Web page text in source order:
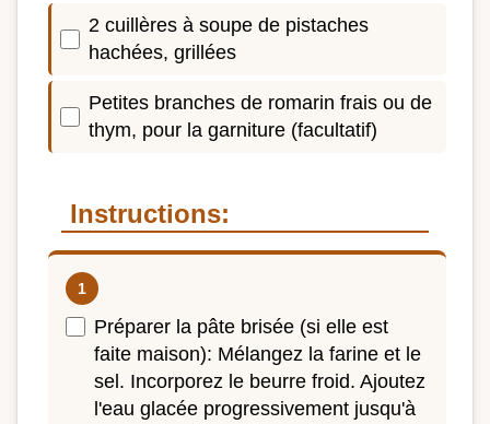
2 cuillères à soupe de pistaches
hachées, grillées
Petites branches de romarin frais ou de
thym, pour la garniture (facultatif)
Instructions:
Préparer la pâte brisée (si elle est
faite maison): Mélangez la farine et le
sel. Incorporez le beurre froid. Ajoutez
l'eau glacée progressivement jusqu'à